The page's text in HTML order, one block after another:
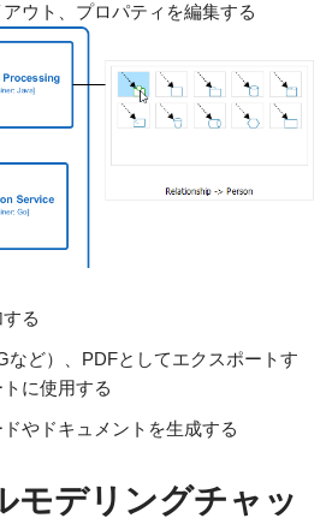
ウト、プロパティを編集する
る
など）、PDFとしてエクスポートす
に使用する
やドキュメントを生成する
モデリングチャッ